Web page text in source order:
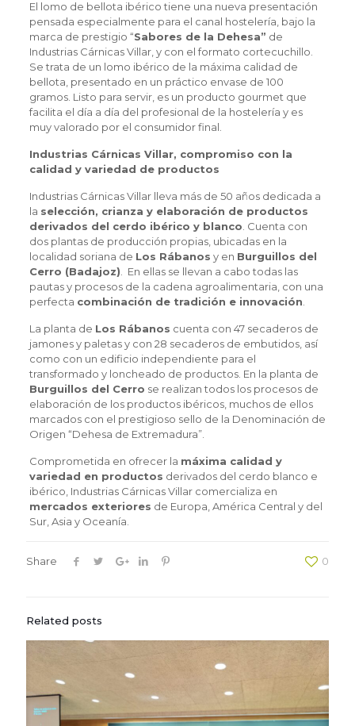
El lomo de bellota ibérico tiene una nueva presentación
pensada especialmente para el canal hostelería, bajo la
marca de prestigio “Sabores de la Dehesa” de
Industrias Cárnicas Villar, y con el formato cortecuchillo.
Se trata de un lomo ibérico de la máxima calidad de
bellota, presentado en un práctico envase de 100
gramos. Listo para servir, es un producto gourmet que
facilita el día a día del profesional de la hostelería y es
muy valorado por el consumidor final.
Industrias Cárnicas Villar, compromiso con la
calidad y variedad de productos
Industrias Cárnicas Villar lleva más de 50 años dedicada a
la selección, crianza y elaboración de productos
derivados del cerdo ibérico y blanco. Cuenta con
dos plantas de producción propias, ubicadas en la
localidad soriana de Los Rábanos y en Burguillos del
Cerro (Badajoz). En ellas se llevan a cabo todas las
pautas y procesos de la cadena agroalimentaria, con una
perfecta combinación de tradición e innovación.
La planta de Los Rábanos cuenta con 47 secaderos de
jamones y paletas y con 28 secaderos de embutidos, así
como con un edificio independiente para el
transformado y loncheado de productos. En la planta de
Burguillos del Cerro se realizan todos los procesos de
elaboración de los productos ibéricos, muchos de ellos
marcados con el prestigioso sello de la Denominación de
Origen “Dehesa de Extremadura”.
Comprometida en ofrecer la máxima calidad y
variedad en productos derivados del cerdo blanco e
ibérico, Industrias Cárnicas Villar comercializa en
mercados exteriores de Europa, América Central y del
Sur, Asia y Oceanía.
Share 0
Related posts